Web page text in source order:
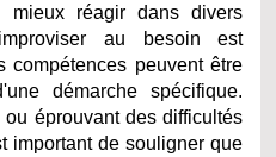
mieux réagir dans divers
au besoin est
compétences peuvent être
démarche spécifique.
éprouvant des difficultés
important de souligner que